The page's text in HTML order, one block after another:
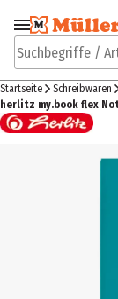
Zur
springen
Suchbegriffe /
Startseite Schreibwaren
herlitz my.book flex